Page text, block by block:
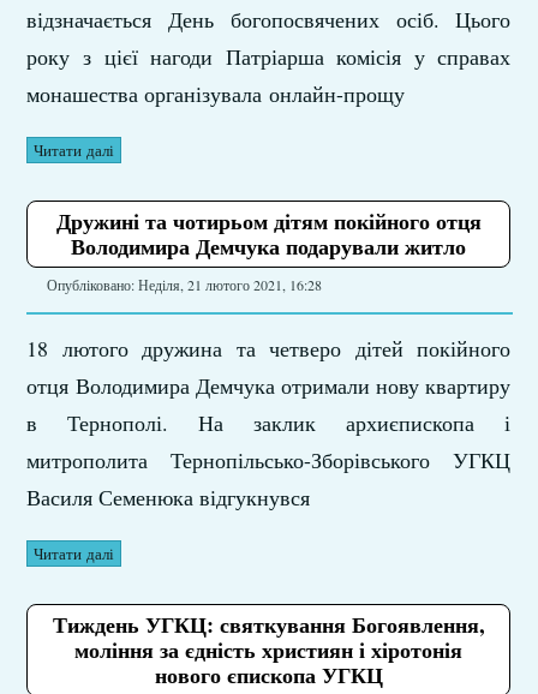
відзначається День богопосвячених осіб. Цього
року з цієї нагоди Патріарша комісія у справах
монашества організувала онлайн-прощу
Читати далі
Дружині та чотирьом дітям покійного отця
Володимира Демчука подарували житло
Опубліковано: Неділя, 21 лютого 2021, 16:28
18 лютого дружина та четверо дітей покійного
отця Володимира Демчука отримали нову квартиру
в Тернополі. На заклик архиєпископа і
митрополита Тернопільсько-Зборівського УГКЦ
Василя Семенюка відгукнувся
Читати далі
Тиждень УГКЦ: святкування Богоявлення,
моління за єдність християн і хіротонія
нового єпископа УГКЦ